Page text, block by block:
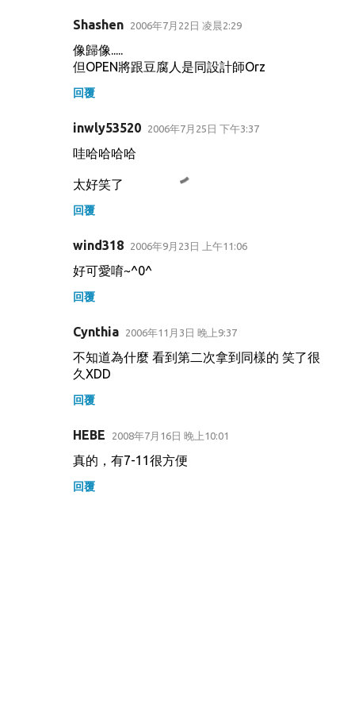
Shashen 2006年7月22日 凌晨2:29
像歸像.....
但OPEN將跟豆腐人是同設計師Orz
回覆
inwly53520 2006年7月25日 下午3:37
哇哈哈哈哈
太好笑了
回覆
wind318 2006年9月23日 上午11:06
好可愛唷~^0^
回覆
Cynthia 2006年11月3日 晚上9:37
不知道為什麼 看到第二次拿到同樣的 笑了很
久XDD
回覆
HEBE 2008年7月16日 晚上10:01
真的，有7-11很方便
回覆